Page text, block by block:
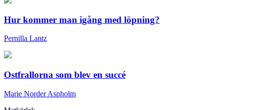
Hur kommer man igång med löpning?
Pernilla Lantz
Ostfrallorna som blev en succé
Marie Norder Aspholm